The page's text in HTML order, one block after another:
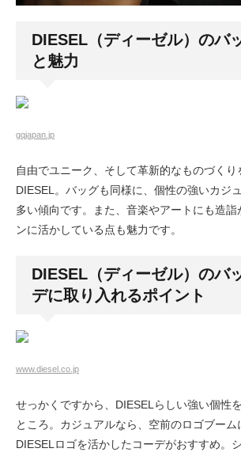
DIESEL（ディーゼル）のバ
と魅力
gqjapan.jp
自由でユニーク、そして革新的なものづくり
DIESEL。バッグも同様に、個性の強いカジ
多い傾向です。また、音楽やアートにも造詣
ンに活かしている点も魅力です。
DIESEL（ディーゼル）のバ
デに取り入れるポイント
www.diesel.co.jp
せっかくですから、DIESELらしい強い個性
ところ。カジュアルなら、空前のロゴブーム
DIESELロゴを活かしたコーデがおすすめ。